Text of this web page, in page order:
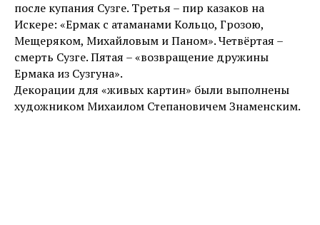
после купания Сузге. Третья – пир казаков на
Искере: «Ермак с атаманами Кольцо, Грозою,
Мещеряком, Михайловым и Паном». Четвёртая –
смерть Сузге. Пятая – «возвращение дружины
Ермака из Сузгуна».
Декорации для «живых картин» были выполнены
художником Михаилом Степановичем Знаменским.